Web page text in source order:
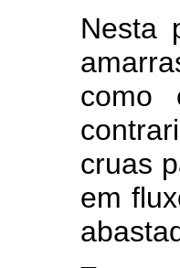
Nesta
como
cruas
em